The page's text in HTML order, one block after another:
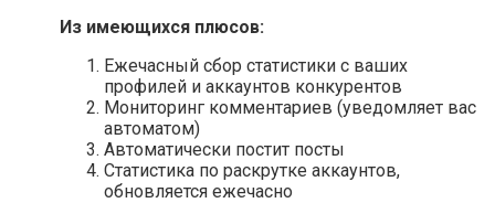
Из имеющихся плюсов:
Ежечасный сбор статистики с ваших
профилей и аккаунтов конкурентов
Мониторинг комментариев (уведомляет вас
автоматом)
Автоматически постит посты
Статистика по раскрутке аккаунтов,
обновляется ежечасно